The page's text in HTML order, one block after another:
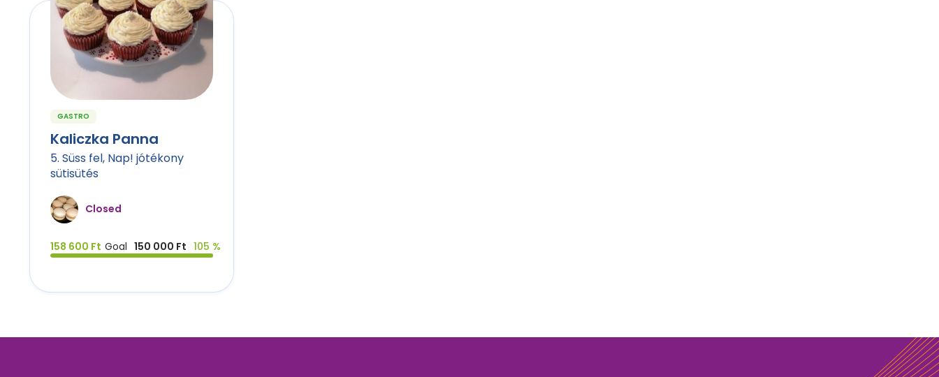
GASTRO
Kaliczka Panna
5. Süss fel, Nap! jótékony
sütisütés
Closed
158 600 Ft Goal 150 000 Ft 105 %